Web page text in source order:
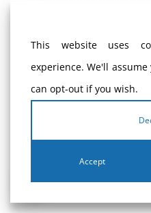
De consument
wanneer door de
te gebeuren voor
koopovereenkomst.
This website uses
experience. We'll
can opt-out if you wish.
Accept